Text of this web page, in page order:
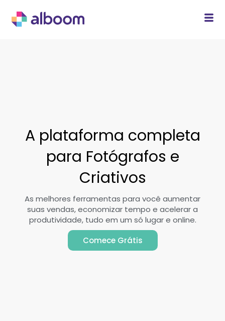
A plataforma completa
para Fotógrafos e
Criativos
As melhores ferramentas para você aumentar
suas vendas, economizar tempo e acelerar a
produtividade, tudo em um só lugar e online.
Comece Grátis